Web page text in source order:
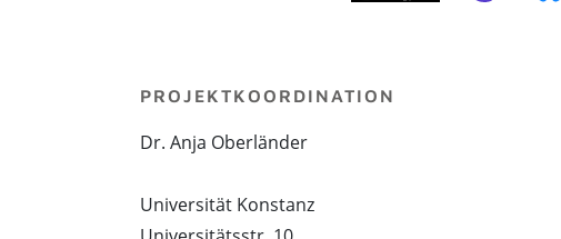
PROJEKTKOORDINATION
Dr. Anja Oberländer
Universität Konstanz